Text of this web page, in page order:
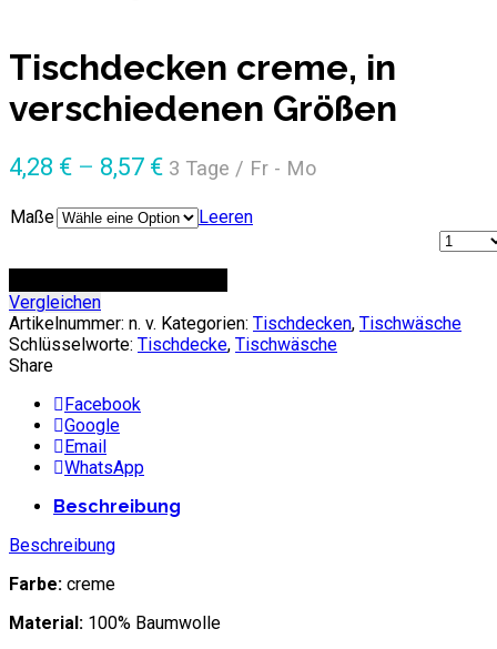
Tischdecken creme, in
verschiedenen Größen
4,28 € – 8,57 € 3 Tage / Fr - Mo
Maße
Leeren
Anzahl
Vergleichen
Artikelnummer: n. v. Kategorien: Tischdecken, Tischwäsche
Schlüsselworte: Tischdecke, Tischwäsche
Share
Facebook
Google
Email
WhatsApp
Beschreibung
Beschreibung
Farbe: creme
Material: 100% Baumwolle